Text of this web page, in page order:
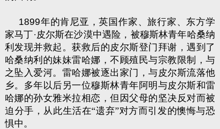
1899年的肯尼亚，英国作家、旅行家、东方学
家马丁·皮尔斯在沙漠中遇险，被穆斯林青年哈桑纳
利发现并救起。获救后的皮尔斯登门拜谢，遇到了
哈桑纳利的妹妹雷哈娜，不顾殖民与宗教限制，与
之坠入爱河。雷哈娜被逐出家门，与皮尔斯流落他
乡。多年以后另一位穆斯林青年阿明与皮尔斯和雷
哈娜的孙女雅米拉相恋，但因父母的坚决反对而被
迫分手，从此生活在“遗弃”对方而引发的懊悔与恐
惧中。